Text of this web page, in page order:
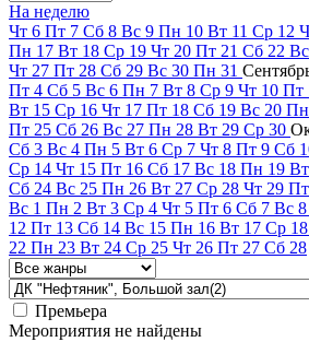
На неделю
Чт 6 Пт 7 Сб 8 Вс 9 Пн 10 Вт 11 Ср 12
Пн 17 Вт 18 Ср 19 Чт 20 Пт 21 Сб 22 Вс
Чт 27 Пт 28 Сб 29 Вс 30 Пн 31
Пт 4 Сб 5 Вс 6 Пн 7 Вт 8 Ср 9 Чт 10 Пт
Вт 15 Ср 16 Чт 17 Пт 18 Сб 19 Вс 20 Пн
Пт 25 Сб 26 Вс 27 Пн 28 Вт 29 Ср 30
Сб 3 Вс 4 Пн 5 Вт 6 Ср 7 Чт 8 Пт 9 Сб
Ср 14 Чт 15 Пт 16 Сб 17 Вс 18 Пн 19 Вт
Сб 24 Вс 25 Пн 26 Вт 27 Ср 28 Чт 29 Пт
Вс 1 Пн 2 Вт 3 Ср 4 Чт 5 Пт 6 Сб 7 Вс 8
12 Пт 13 Сб 14 Вс 15 Пн 16 Вт 17 Ср 18
22 Пн 23 Вт 24 Ср 25 Чт 26 Пт 27 Сб 28
Премьера
Мероприятия не найдены